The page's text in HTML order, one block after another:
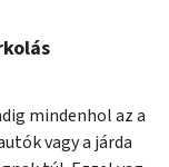
mindenhol az a
vagy a járda